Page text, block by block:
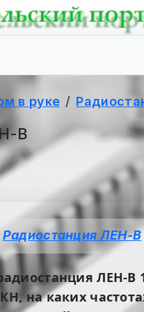
в руке
В
Радиостанция ЛЕН-В
ЛЕН-В
на каких